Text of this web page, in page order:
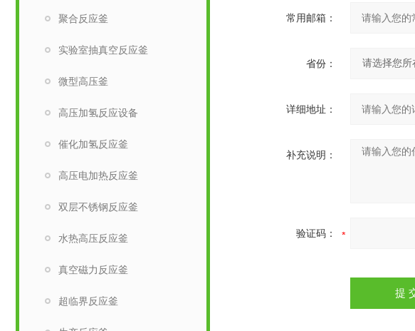
聚合反应釜
实验室抽真空反应釜
微型高压釜
高压加氢反应设备
催化加氢反应釜
高压电加热反应釜
双层不锈钢反应釜
水热高压反应釜
真空磁力反应釜
超临界反应釜
常用邮箱：
省份：
详细地址：
补充说明：
验证码：